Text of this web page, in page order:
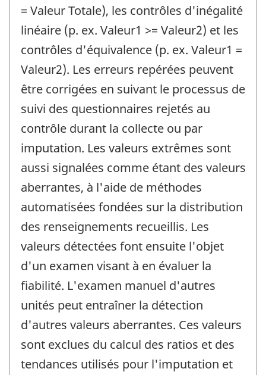
= Valeur Totale), les contrôles d'inégalité
linéaire (p. ex. Valeur1 >= Valeur2) et les
contrôles d'équivalence (p. ex. Valeur1 =
Valeur2). Les erreurs repérées peuvent
être corrigées en suivant le processus de
suivi des questionnaires rejetés au
contrôle durant la collecte ou par
imputation. Les valeurs extrêmes sont
aussi signalées comme étant des valeurs
aberrantes, à l'aide de méthodes
automatisées fondées sur la distribution
des renseignements recueillis. Les
valeurs détectées font ensuite l'objet
d'un examen visant à en évaluer la
fiabilité. L'examen manuel d'autres
unités peut entraîner la détection
d'autres valeurs aberrantes. Ces valeurs
sont exclues du calcul des ratios et des
tendances utilisés pour l'imputation et